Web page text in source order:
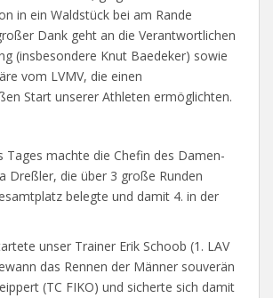
in ein Waldstück bei am Rande
Dank geht an die Verantwortlichen
(insbesondere Knut Baedeker) sowie
vom LVMV, die einen
Start unserer Athleten ermöglichten.
Tages machte die Chefin des Damen-
Dreßler, die über 3 große Runden
belegte und damit 4. in der
unser Trainer Erik Schoob (1. LAV
das Rennen der Männer souverän
(TC FIKO) und sicherte sich damit